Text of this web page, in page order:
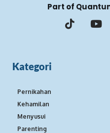
Part of
Kategori
Pernikahan
Kehamilan
Menyusui
Parenting